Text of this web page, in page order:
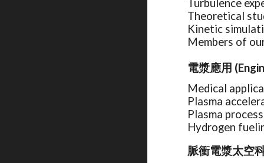
Turbulence
Theoretical
Kinetic
Members of
電漿應用
Medical
Plasma
Plasma
Hydrogen
脈衝電漿太空